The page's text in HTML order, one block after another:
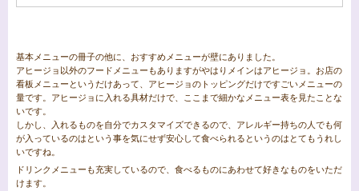
基本メニューの冊子の他に、おすすめメニューが壁にありました。
アヒージョ以外のフードメニューもありますがやはりメインはアヒージョ。お店の
看板メニューというだけあって、アヒージョのトッピングだけですごいメニューの
量です。アヒージョに入れる具材だけで、ここまで細かなメニュー表を見たことな
いです。
しかし、入れるものを自分でカスタマイズできるので、アレルギー持ちの人でも何
が入っているのはという事を気にせず安心して食べられるというのはとてもうれし
いですね。
ドリンクメニューも充実しているので、食べるものにあわせて好きなものをいただ
けます。